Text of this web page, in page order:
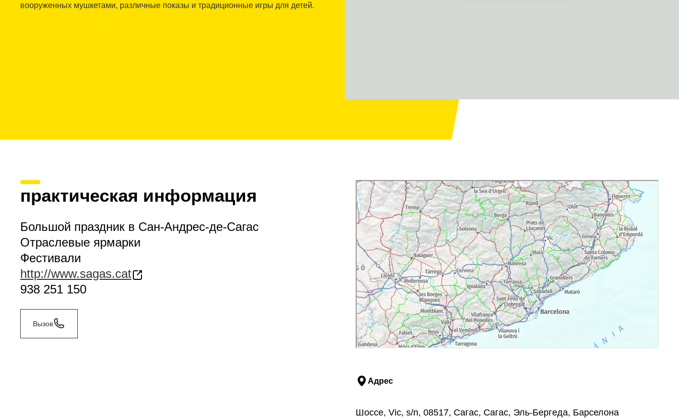
вооруженных мушкетами, различные показы и традиционные игры для детей.
практическая информация
Большой праздник в Сан-Андрес-де-Сагас
Отраслевые ярмарки
Фестивали
http://www.sagas.cat
938 251 150
Вызов
Адрес
Шоссе, Vic, s/n, 08517, Сагас, Сагас, Эль-Бергеда, Барселона